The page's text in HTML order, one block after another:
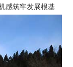
感筑牢发展根基